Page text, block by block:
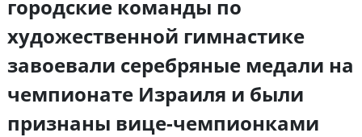
городские команды по
художественной гимнастике
завоевали серебряные медали на
чемпионате Израиля и были
признаны вице-чемпионками